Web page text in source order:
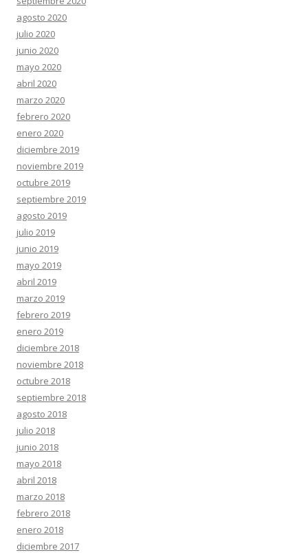
agosto 2020
julio 2020
junio 2020
mayo 2020
abril 2020
marzo 2020
febrero 2020
enero 2020
diciembre 2019
noviembre 2019
octubre 2019
septiembre 2019
agosto 2019
julio 2019
junio 2019
mayo 2019
abril 2019
marzo 2019
febrero 2019
enero 2019
diciembre 2018
noviembre 2018
octubre 2018
septiembre 2018
agosto 2018
julio 2018
junio 2018
mayo 2018
abril 2018
marzo 2018
febrero 2018
enero 2018
diciembre 2017